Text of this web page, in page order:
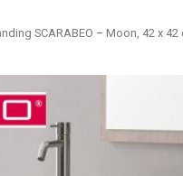
SCARABEO – Moon, 42 x 42